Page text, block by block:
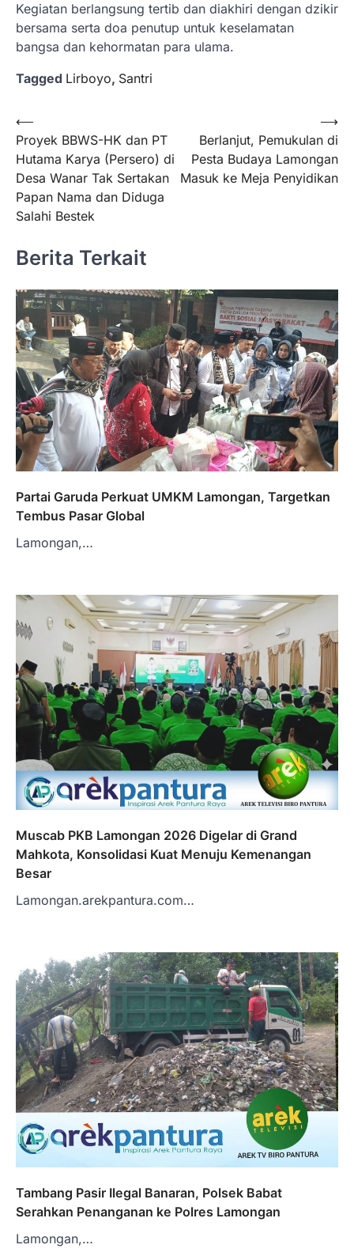
Kegiatan berlangsung tertib dan diakhiri dengan dzikir
bersama serta doa penutup untuk keselamatan
bangsa dan kehormatan para ulama.
Tagged Lirboyo, Santri
Navigasi
pos
⟵
Proyek BBWS-HK dan PT
Hutama Karya (Persero) di
Desa Wanar Tak Sertakan
Papan Nama dan Diduga
Salahi Bestek
Berlanjut, Pemukulan di
Pesta Budaya Lamongan
Masuk ke Meja Penyidikan
⟶
Berita Terkait
Partai Garuda Perkuat UMKM Lamongan, Targetkan
Tembus Pasar Global
Lamongan,…
Muscab PKB Lamongan 2026 Digelar di Grand
Mahkota, Konsolidasi Kuat Menuju Kemenangan
Besar
Lamongan.arekpantura.com…
Tambang Pasir Ilegal Banaran, Polsek Babat
Serahkan Penanganan ke Polres Lamongan
Lamongan,…